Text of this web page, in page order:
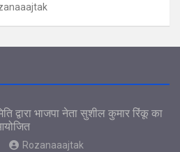
द्वारा भाजपा नेता सुशील कुमार रिंकू का
Rozanaaajtak